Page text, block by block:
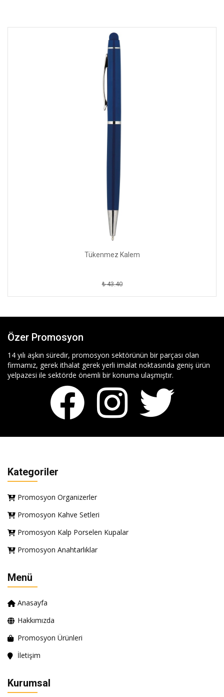
Tükenmez Kalem
₺ 43.40
Özer Promosyon
14 yılı aşkın süredir, promosyon sektörünün bir parçası olan
firmamız, gerek ithalat gerek yerli imalat noktasında geniş ürün
yelpazesi ile sektörde önemli bir konuma ulaşmıştır.
Kategoriler
Promosyon Organizerler
Promosyon Kahve Setleri
Promosyon Kalp Porselen Kupalar
Promosyon Anahtarlıklar
Menü
Anasayfa
Hakkımızda
Promosyon Ürünleri
İletişim
Kurumsal